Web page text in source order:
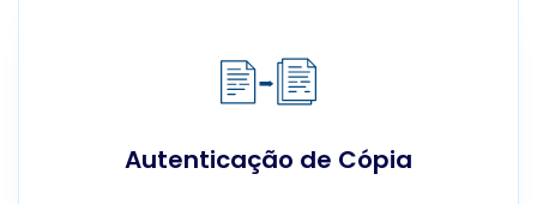
Autenticação de Cópia